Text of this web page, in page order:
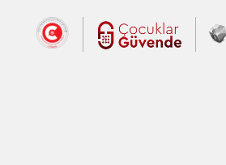
Dış Bağlantılar
Cumhurbaşkanlığı